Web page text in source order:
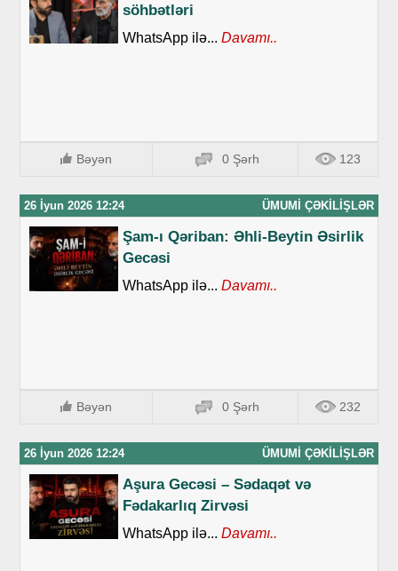
söhbətləri
WhatsApp ilə... Davamı..
Bəyən 0 Şərh 123
26 İyun 2026 12:24 ÜMUMI ÇƏKILIŞLƏR
Şam-ı Qəriban: Əhli-Beytin Əsirlik
Gecəsi
WhatsApp ilə... Davamı..
Bəyən 0 Şərh 232
26 İyun 2026 12:24 ÜMUMI ÇƏKILIŞLƏR
Aşura Gecəsi – Sədaqət və
Fədakarlıq Zirvəsi
WhatsApp ilə... Davamı..